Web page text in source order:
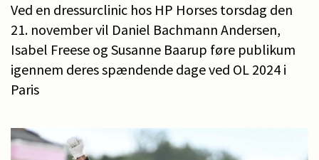
Ved en dressurclinic hos HP Horses torsdag den
21. november vil Daniel Bachmann Andersen,
Isabel Freese og Susanne Baarup føre publikum
igennem deres spændende dage ved OL 2024 i
Paris